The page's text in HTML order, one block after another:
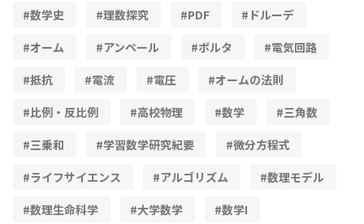
数学史
理数探究 PDF
ドルーデ
オーム
アンペール ボルタ
電気回路
抵抗
電流 電圧
オームの法則
比例・反比例
高校物理 数学
三角数
三乗和
学習数学研究紀要
微分方程式
ライフサイエンス
アルゴリズム
数理モデル
数理生命科学
大学数学 数学Ⅰ